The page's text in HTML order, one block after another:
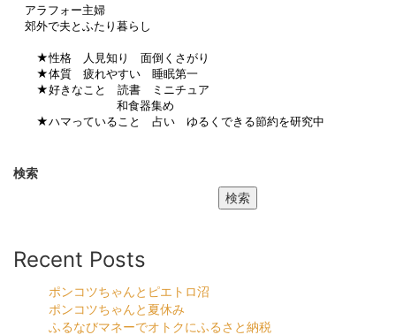
アラフォー主婦
郊外で夫とふたり暮らし
★性格 人見知り 面倒くさがり
★体質 疲れやすい 睡眠第一
★好きなこと 読書 ミニチュア
和食器集め
★ハマっていること 占い ゆるくできる節約を研究中
検索
検索
Recent Posts
ポンコツちゃんとピエトロ沼
ポンコツちゃんと夏休み
ふるなびマネーでオトクにふるさと納税